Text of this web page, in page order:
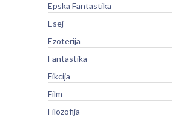
Epska Fantastika
Esej
Ezoterija
Fantastika
Fikcija
Film
Filozofija